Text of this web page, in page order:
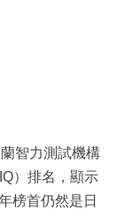
智力測試機構
）排名，顯示
榜首仍然是日